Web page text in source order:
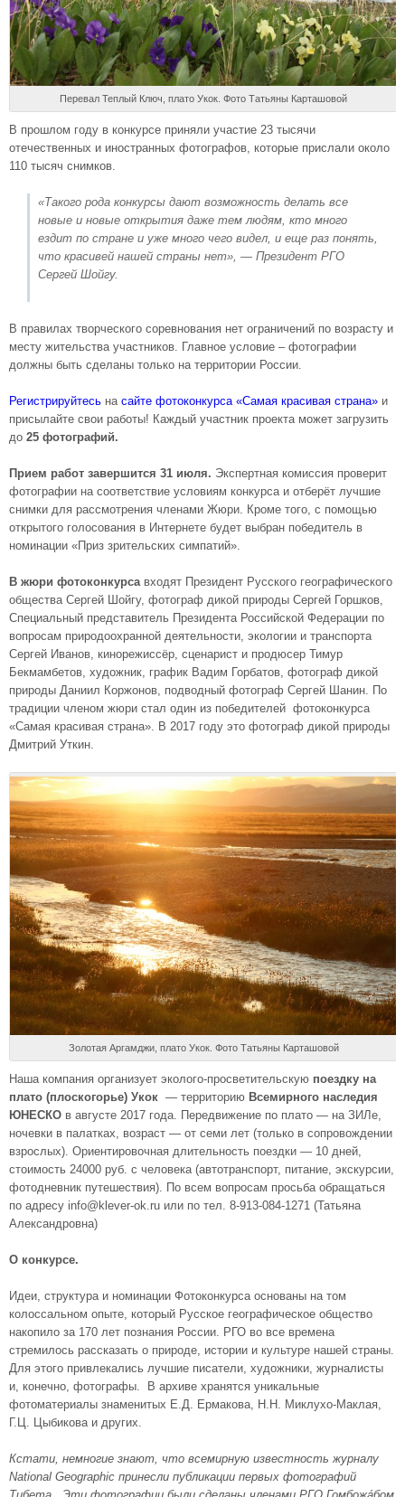
Перевал Теплый Ключ, плато Укок. Фото Татьяны Карташовой
В прошлом году в конкурсе приняли участие 23 тысячи
отечественных и иностранных фотографов, которые прислали около
110 тысяч снимков.
«Такого рода конкурсы дают возможность делать все
новые и новые открытия даже тем людям, кто много
ездит по стране и уже много чего видел, и еще раз понять,
что красивей нашей страны нет», — Президент РГО
Сергей Шойгу.
В правилах творческого соревнования нет ограничений по возрасту и
месту жительства участников. Главное условие – фотографии
должны быть сделаны только на территории России.
Регистрируйтесь на сайте фотоконкурса «Самая красивая страна» и
присылайте свои работы! Каждый участник проекта может загрузить
до 25 фотографий.
Прием работ завершится 31 июля. Экспертная комиссия проверит
фотографии на соответствие условиям конкурса и отберёт лучшие
снимки для рассмотрения членами Жюри. Кроме того, с помощью
открытого голосования в Интернете будет выбран победитель в
номинации «Приз зрительских симпатий».
В жюри фотоконкурсавходят Президент Русского географического
общества Сергей Шойгу, фотограф дикой природы Сергей Горшков,
Специальный представитель Президента Российской Федерации по
вопросам природоохранной деятельности, экологии и транспорта
Сергей Иванов, кинорежиссёр, сценарист и продюсер Тимур
Бекмамбетов, художник, график Вадим Горбатов, фотограф дикой
природы Даниил Коржонов, подводный фотограф Сергей Шанин. По
традиции членом жюри стал один из победителей фотоконкурса
«Самая красивая страна». В 2017 году это фотограф дикой природы
Дмитрий Уткин.
Золотая Аргамджи, плато Укок. Фото Татьяны Карташовой
Наша компания организует эколого-просветительскую поездку на
плато (плоскогорье) Укок — территорию Всемирного наследия
ЮНЕСКО в августе 2017 года. Передвижение по плато — на ЗИЛе,
ночевки в палатках, возраст — от семи лет (только в сопровождении
взрослых). Ориентировочная длительность поездки — 10 дней,
стоимость 24000 руб. с человека (автотранспорт, питание, экскурсии,
фотодневник путешествия). По всем вопросам просьба обращаться
по адресу info@klever-ok.ru или по тел. 8-913-084-1271 (Татьяна
Александровна)
О конкурсе.
Идеи, структура и номинации Фотоконкурса основаны на том
колоссальном опыте, который Русское географическое общество
накопило за 170 лет познания России. РГО во все времена
стремилось рассказать о природе, истории и культуре нашей страны.
Для этого привлекались лучшие писатели, художники, журналисты
и, конечно, фотографы. В архиве хранятся уникальные
фотоматериалы знаменитых Е.Д. Ермакова, Н.Н. Миклухо-Маклая,
Г.Ц. Цыбикова и других.
Кстати, немногие знают, что всемирную известность журналу
National Geographic принесли публикации первых фотографий